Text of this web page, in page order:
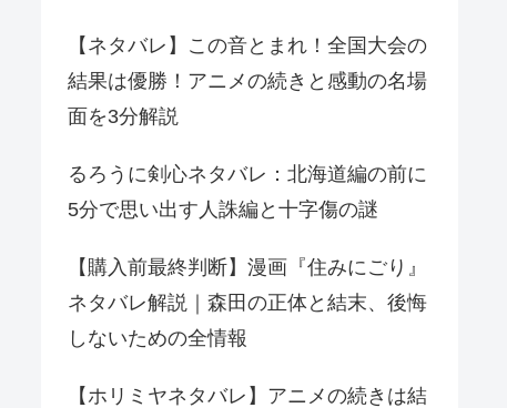
【ネタバレ】この音とまれ！全国大会の
結果は優勝！アニメの続きと感動の名場
面を3分解説
るろうに剣心ネタバレ：北海道編の前に
5分で思い出す人誅編と十字傷の謎
【購入前最終判断】漫画『住みにごり』
ネタバレ解説｜森田の正体と結末、後悔
しないための全情報
【ホリミヤネタバレ】アニメの続きは結